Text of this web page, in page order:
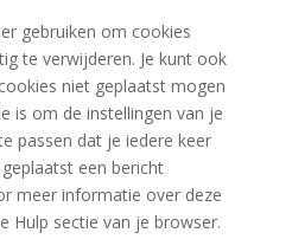
gebruiken om cookies
te verwijderen. Je kunt ook
niet geplaatst mogen
is om de instellingen van je
passen dat je iedere keer
een bericht
meer informatie over deze
Hulp sectie van je browser.